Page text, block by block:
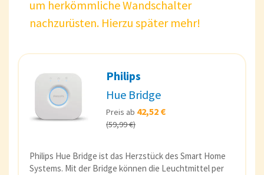
um herkömmliche Wandschalter
nachzurüsten. Hierzu später mehr!
Philips
Hue Bridge
Preis ab 42,52 €
(59,99 €)
Philips Hue Bridge ist das Herzstück des Smart Home
Systems. Mit der Bridge können die Leuchtmittel per